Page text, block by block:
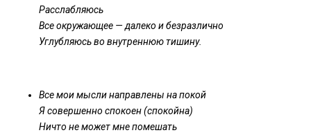
Расслабляюсь
Все окружающее — далеко и безразлично
Углубляюсь во внутреннюю тишину.
Все мои мысли направлены на покой
Я совершенно спокоен (спокойна)
Ничто не может мне помешать